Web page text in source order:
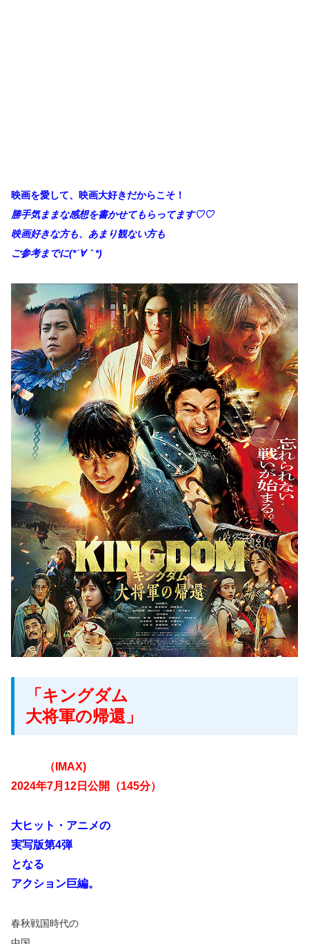
映画を愛して、映画大好きだからこそ！
勝手気ままな感想を書かせてもらってます♡♡
映画好きな方も、あまり観ない方も
ご参考までに(*´∀｀*)
「キングダム
大将軍の帰還」
（IMAX)
2024年7月12日公開（145分）
大ヒット・アニメの
実写版第4弾
となる
アクション巨編。
春秋戦国時代の